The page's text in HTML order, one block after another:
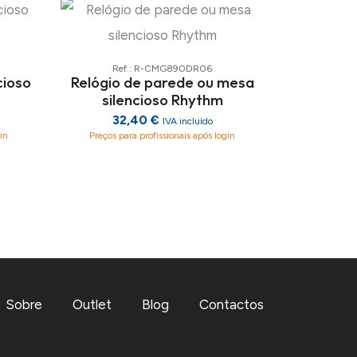
Ref.: R-CMG890DR06
Relógio de parede ou mesa
silencioso Rhythm
32,40 € IVA incluído
Preços para profissionais após login
Sobre Outlet Blog Contactos